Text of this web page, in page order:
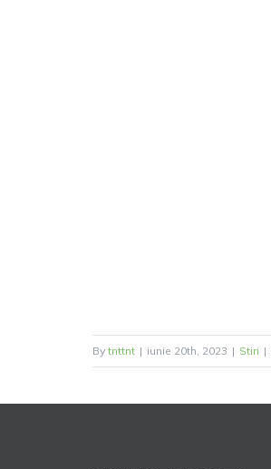
By tnttnt | iunie 20th, 2023 | Stiri |